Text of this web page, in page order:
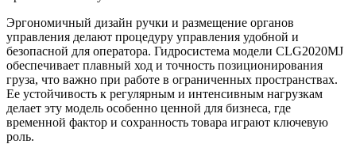
Эргономичный дизайн ручки и размещение органов
управления делают процедуру управления удобной и
безопасной для оператора. Гидросистема модели CLG2020MJ
обеспечивает плавный ход и точность позиционирования
груза, что важно при работе в ограниченных пространствах.
Ее устойчивость к регулярным и интенсивным нагрузкам
делает эту модель особенно ценной для бизнеса, где
временной фактор и сохранность товара играют ключевую
роль.